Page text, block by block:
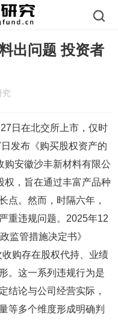
出问题 投资者
究
日在北交所上市，仅时
发布《购买股权资产的
购安徽沙丰新材料有限公
权，旨在通过丰富产品种
点。然而，时隔六年，
重违规问题。2025年12
监管措施决定书》
收购存在股权代持、业绩
。这一系列违规行为是
结论与公司经营实际，
等多个维度形成明确判